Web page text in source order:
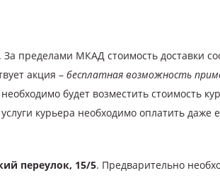
. За пределами МКАД стоимость доставки
акция – бесплатная возможность
будет возместить стоимость
курьера необходимо оплатить
переулок, 15/5. Предварительно